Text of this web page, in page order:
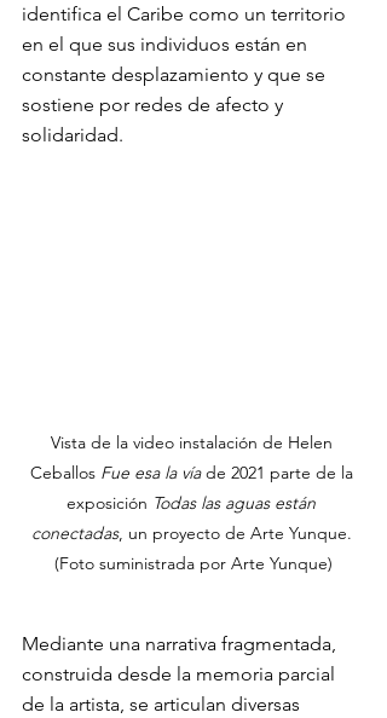
identifica el Caribe como un territorio
en el que sus individuos están en
constante desplazamiento y que se
sostiene por redes de afecto y
solidaridad.
Vista de la video instalación de Helen
Ceballos Fue esa la vía de 2021 parte de la
exposición Todas las aguas están
conectadas, un proyecto de Arte Yunque.
(Foto suministrada por Arte Yunque)
Mediante una narrativa fragmentada,
construida desde la memoria parcial
de la artista, se articulan diversas